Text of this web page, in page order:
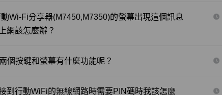
Wi-Fi分享器(M7450,M7350)的螢幕出現這個訊息
網該怎麼辦？
個按鍵和螢幕有什麼功能呢？
到行動WiFi的無線網路時需要PIN碼時我該怎麼